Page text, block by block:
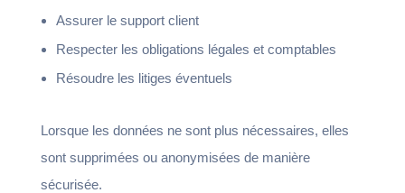
Assurer le support client
Respecter les obligations légales et comptables
Résoudre les litiges éventuels
Lorsque les données ne sont plus nécessaires, elles
sont supprimées ou anonymisées de manière
sécurisée.